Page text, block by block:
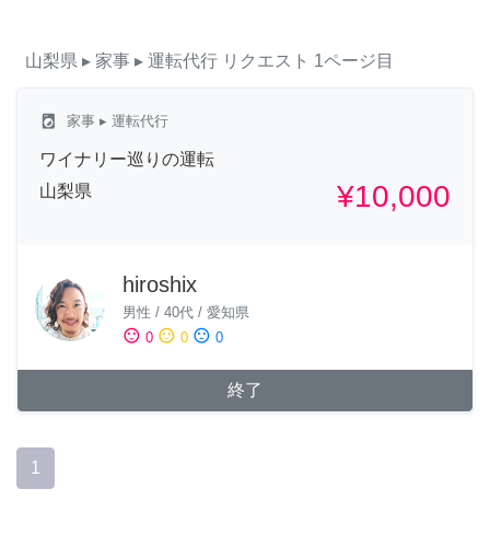
山梨県 ▸ 家事 ▸ 運転代行 リクエスト 1ページ目
local_laundry_service 家事 ▸ 運転代行
ワイナリー巡りの運転
山梨県
¥10,000
hiroshix
男性 / 40代 / 愛知県
sentiment_satisfied 0 sentiment_neutral 0 sentiment_dissatisfied 0
終了
1